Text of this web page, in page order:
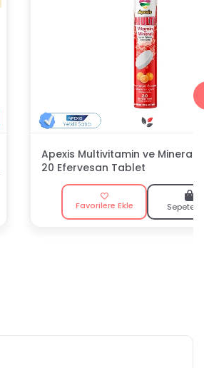
Apexis Multivitamin ve Mineral
20 Efervesan Tablet
Favorilere Ekle Sepete